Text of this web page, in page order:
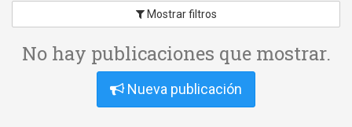
Mostrar filtros
No hay publicaciones que mostrar.
Nueva publicación